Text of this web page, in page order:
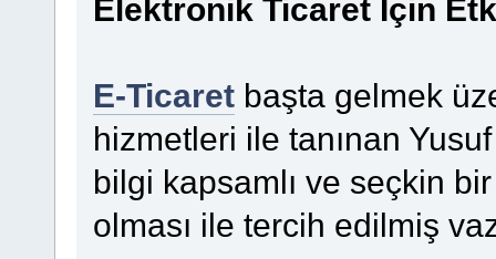
Elektronik Ticaret İçin
E-Ticaretbaşta gelmek
hizmetleri ile tanınan
bilgi kapsamlı ve seçkin
olması ile tercih edilmiş